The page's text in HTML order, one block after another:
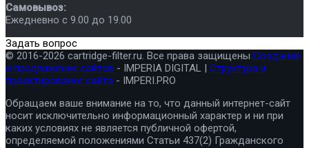
Самовывоз:
Ежедневно с 9.00 до 19.00
Задать вопрос
© 2016-2026 cartridge-filter.ru. Все права защищены Создание
и продвижение сайтов - IMPERIA DIGITAL | Структура и
проектирование сайта - IMPERI.PRO
Обращаем ваше внимание на то, что данный интернет-сайт
носит исключительно информационный характер и ни при
каких условиях не является публичной офертой,
определяемой положениями Статьи 437(2) Гражданского